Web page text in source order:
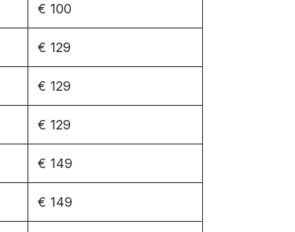
€ 100
€ 129
€ 129
€ 129
€ 149
€ 149